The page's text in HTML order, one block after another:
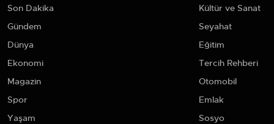
Son Dakika
Gündem
Dünya
Ekonomi
Magazin
Spor
Yaşam
Kültür ve Sanat
Seyahat
Eğitim
Tercih Rehberi
Otomobil
Emlak
Sosyo